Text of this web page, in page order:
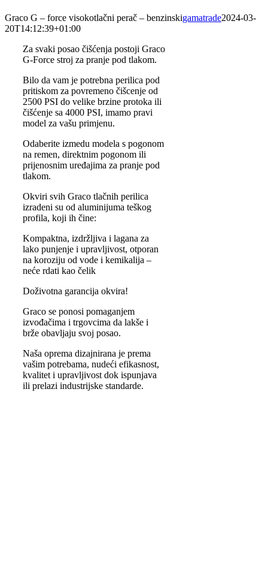
Graco G – force visokotlačni perač – benzinskigamatrade2024-03-
20T14:12:39+01:00
Za svaki posao čišćenja postoji Graco
G-Force stroj za pranje pod tlakom.
Bilo da vam je potrebna perilica pod
pritiskom za povremeno čišcenje od
2500 PSI do velike brzine protoka ili
čišćenje sa 4000 PSI, imamo pravi
model za vašu primjenu.
Odaberite izmedu modela s pogonom
na remen, direktnim pogonom ili
prijenosnim uređajima za pranje pod
tlakom.
Okviri svih Graco tlačnih perilica
izradeni su od aluminijuma teškog
profila, koji ih čine:
Kompaktna, izdržljiva i lagana za
lako punjenje i upravljivost, otporan
na koroziju od vode i kemikalija –
neće rdati kao čelik
Doživotna garancija okvira!
Graco se ponosi pomaganjem
izvođačima i trgovcima da lakše i
brže obavljaju svoj posao.
Naša oprema dizajnirana je prema
vašim potrebama, nudeći efikasnost,
kvalitet i upravljivost dok ispunjava
ili prelazi industrijske standarde.